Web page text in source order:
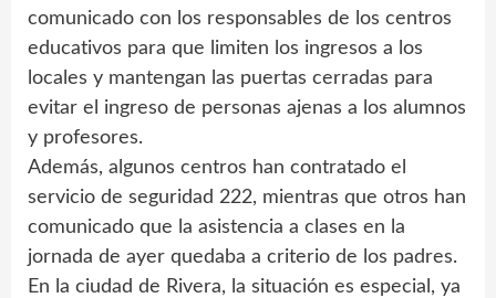
comunicado con los responsables de los centros
educativos para que limiten los ingresos a los
locales y mantengan las puertas cerradas para
evitar el ingreso de personas ajenas a los alumnos
y profesores.
Además, algunos centros han contratado el
servicio de seguridad 222, mientras que otros han
comunicado que la asistencia a clases en la
jornada de ayer quedaba a criterio de los padres.
En la ciudad de Rivera, la situación es especial, ya